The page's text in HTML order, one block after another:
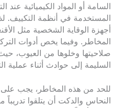
السامة أو المواد الكيميائية عند
المستخدمة في أنظمة التكييف.
أجهزة الوقاية الشخصية مثل
المخاطر. وفيما يخص أدوات
صلاحيتها وخلوها من العيوب،
السليمة إلى حوادث أثناء عملية
للحد من هذه المخاطر، يجب
النحاس والدكت أن يتلقوا تدريباً